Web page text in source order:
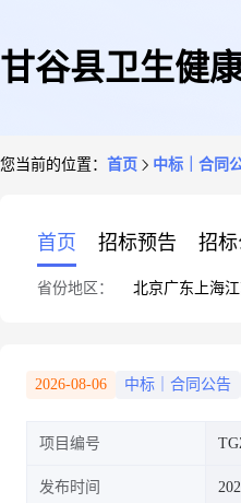
甘谷县卫生健
您当前的位置： 首页 中标｜合同
首页 招标预告 招
省份地区： 北京广东 上海
2026-08-06 中标｜合同公告
项目编号
发布时间